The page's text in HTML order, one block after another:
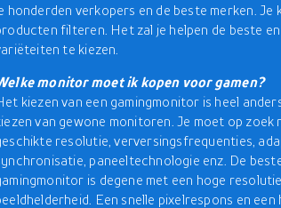
honderden verkopers en de beste merken. Je
filteren. Het zal je helpen de beste
te kiezen.
monitor moet ik kopen voor gamen?
kiezen van een gamingmonitor is heel
van gewone monitoren. Je moet op zoek
resolutie, verversingsfrequenties,
paneeltechnologie enz. De
is degene met een hoge
Een snelle pixelrespons en een